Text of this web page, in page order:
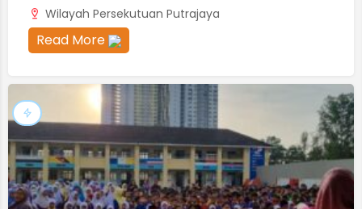
Wilayah Persekutuan Putrajaya
Read More